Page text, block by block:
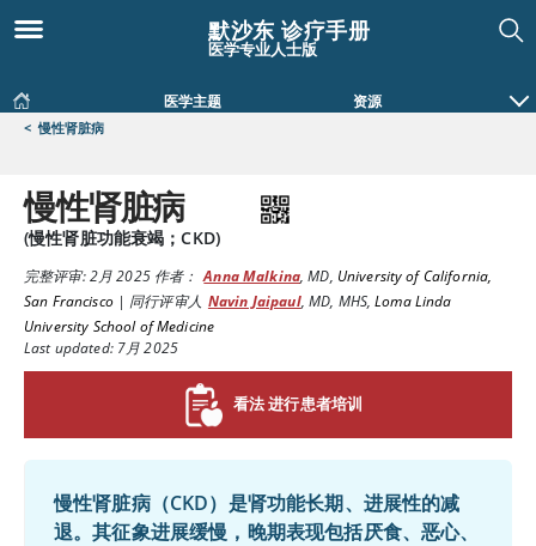
默沙东 诊疗手册
医学专业人士版
医学主题 资源
< 慢性肾脏病
慢性肾脏病
(慢性肾脏功能衰竭；CKD)
完整评审:2月 2025作者： Anna Malkina,MD, University of California,
San Francisco| 同行评审人 Navin Jaipaul, MD, MHS,Loma Linda
University School of Medicine
Last updated: 7月 2025
看法 进行患者培训
慢性肾脏病（CKD）是肾功能长期、进展性的减
退。其征象进展缓慢，晚期表现包括厌食、恶心、